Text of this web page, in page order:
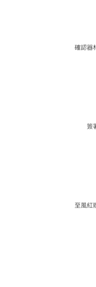
確認器
簽
至風紅